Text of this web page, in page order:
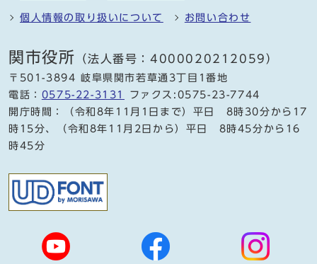
個人情報の取り扱いについて お問い合わせ
関市役所 （法人番号：4000020212059）
〒501-3894 岐阜県関市若草通3丁目1番地
電話： 0575-22-3131
ファクス:0575-23-7744
開庁時間：（令和8年11月1日まで）平日 8時30分から17
時15分、（令和8年11月2日から）平日 8時45分から16
時45分